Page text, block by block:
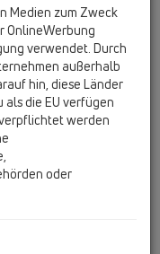
und fachgerechte
mit Jause
Platz in diesem
Kommen!
Medien zum Zweck
OnlineWerbung
verwendet. Durch
außerhalb
hin, diese Länder
die EU verfügen
werden
oder